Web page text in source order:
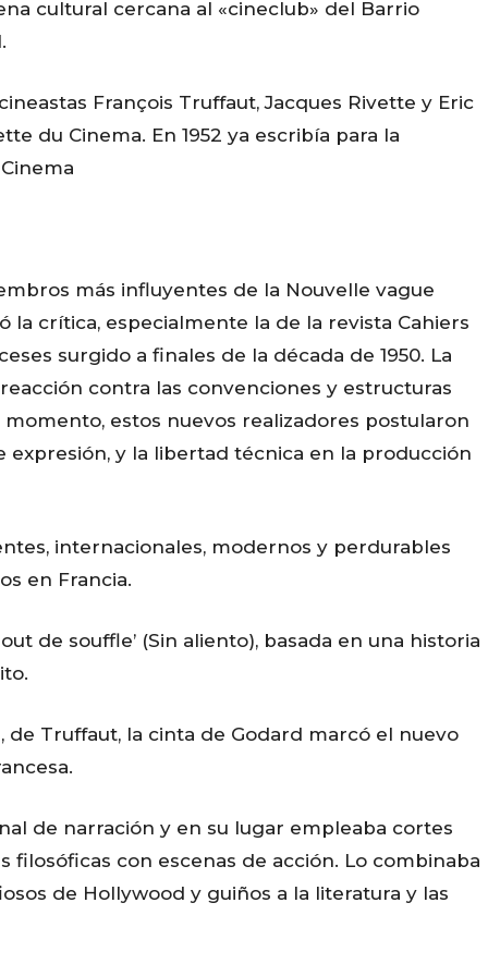
cultural cercana al «cineclub» del Barrio
François Truffaut, Jacques Rivette y Eric
du Cinema. En 1952 ya escribía para la
más influyentes de la Nouvelle vague
la crítica, especialmente la de la revista Cahiers
surgido a finales de la década de 1950. La
contra las convenciones y estructuras
estos nuevos realizadores postularon
expresión, y la libertad técnica en la producción
internacionales, modernos y perdurables
en Francia.
de souffle’ (Sin aliento), basada en una historia
de Truffaut, la cinta de Godard marcó el nuevo
de narración y en su lugar empleaba cortes
con escenas de acción. Lo combinaba
de Hollywood y guiños a la literatura y las